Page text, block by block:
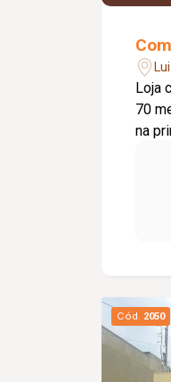
Loja
70
na
Cód. 2050